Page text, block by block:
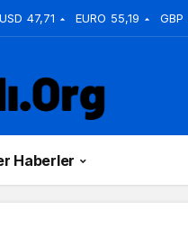
USD 47,71 EURO 55,19 GBP
Haberler